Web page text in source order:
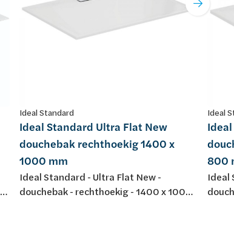
Ideal Standard
Ideal Standard Ultra Flat New
douchebak rechthoekig 1400 x
1000 mm
Ideal Standard - Ultra Flat New -
douchebak - rechthoekig - 1400 x 1000
Ideal
800
Ideal